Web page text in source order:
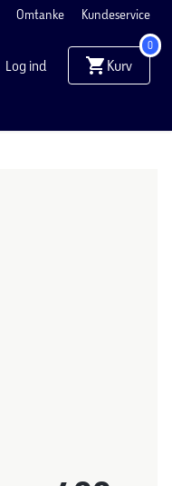
Omtanke Kundeservice
Log ind Kurv
0